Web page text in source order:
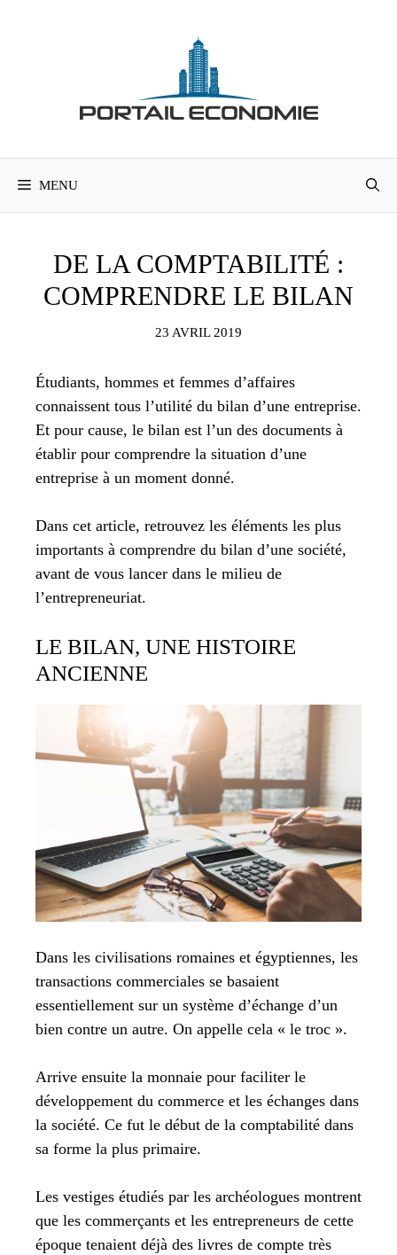
MENU
DE LA COMPTABILITÉ :
COMPRENDRE LE BILAN
23 AVRIL 2019
Étudiants, hommes et femmes d’affaires
connaissent tous l’utilité du bilan d’une entreprise.
Et pour cause, le bilan est l’un des documents à
établir pour comprendre la situation d’une
entreprise à un moment donné.
Dans cet article, retrouvez les éléments les plus
importants à comprendre du bilan d’une société,
avant de vous lancer dans le milieu de
l’entrepreneuriat.
LE BILAN, UNE HISTOIRE
ANCIENNE
Dans les civilisations romaines et égyptiennes, les
transactions commerciales se basaient
essentiellement sur un système d’échange d’un
bien contre un autre. On appelle cela « le troc ».
Arrive ensuite la monnaie pour faciliter le
développement du commerce et les échanges dans
la société. Ce fut le début de la comptabilité dans
sa forme la plus primaire.
Les vestiges étudiés par les archéologues montrent
que les commerçants et les entrepreneurs de cette
époque tenaient déjà des livres de compte très